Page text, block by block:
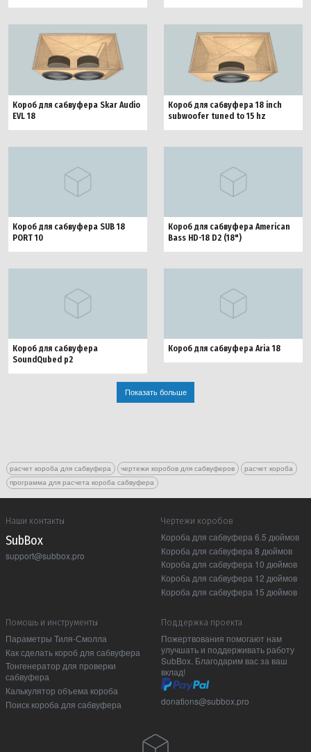
Короб для сабвуфера Skar Audio
EVL 18
Короб для сабвуфера 18 inch
subwoofer tuned to 15 hz
Короб для сабвуфера SUB 18
PORT 10
Короб для сабвуфера American
Bass HD-18 D2 (18")
Короб для сабвуфера
SoundQubed p2
Короб для сабвуфера Aria 18
Показать больше
расчет короба для сабвуфера чертежи коробов для сабвуферов
расчет короба
программа для расчета короба сабвуфера
Наши контакты
Sub Box
support@subbox.pro
Чертежи коробов
Короба для сабвуфера 6.5 дюймов
Короба для сабвуфера 8 дюймов
Короба для сабвуфера 10 дюймов
Короба для сабвуфера 12 дюймов
Короба для сабвуфера 15 дюймов
Помошь и инструменты
Параметры Тиля-Смолла
Как сделать короб для сабвуфера
Тонгенератор для проверки
сабвуфера
Калькулятор объема короба
Поиск короба для сабвуфера
Поддержка проекта
Пожертвования помогают нам
улучшать и поддерживать работу
SubBox. Благодарим вас за ваш
вклад!
donations@subbox.pro